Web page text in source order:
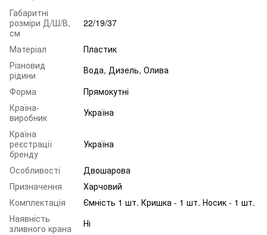
Габаритні
розміри Д/Ш/В,
см
22/19/37
Матеріал
Пластик
Різновид
рідини
Вода, Дизель, Олива
Форма
Прямокутні
Країна-
виробник
Україна
Країна
реєстрації
бренду
Україна
Особливості
Двошарова
Призначення
Харчовий
Комплектація
Ємність 1 шт. Кришка - 1 шт. Носик - 1 шт.
Наявність
зливного крана
Ні